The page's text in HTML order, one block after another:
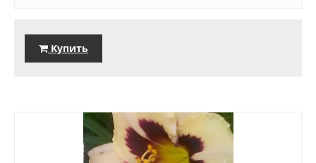
Купить